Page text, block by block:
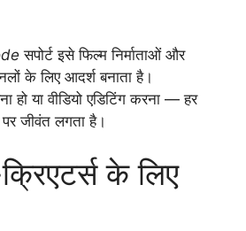
सपोर्ट इसे फिल्म निर्माताओं और
के लिए आदर्श बनाता है।
हो या वीडियो एडिटिंग करना — हर
जीवंत लगता है।
के लिए